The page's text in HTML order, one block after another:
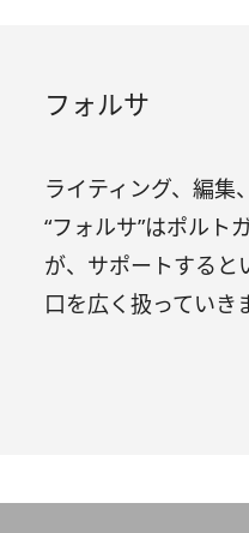
フォルサ
ライティング、編集
“フォルサ”はポルト
が、サポートすると
口を広く扱っていき